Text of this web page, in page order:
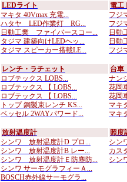
LEDライト
マキタ 40Vmax 充電...
ハタヤ LED作業灯 RG...
日動工業 ファイバースコー...
タジマ 建築向けLEDヘッ...
タジマ スピーカー搭載LE...
電工
フジ
フジ
日動
日動
フジ
レンチ・ラチェット
ロブテックス LOBS...
ロブテックス 【 LOBS...
ロブテックス 【 LOBS...
トップ 鋼製束レンチ KS...
ベッセル 2WAYパワード...
台車
ナン
花岡
花岡
マキ
マキ
放射温度計
シンワ 放射温度計D プロ...
シンワ 放射温度計B レー...
シンワ 放射温度計Ｅ防塵防...
シンワ サーモグラフィーＡ...
BOSCH赤外線サーモグラ...
照度
シン
カス
シン